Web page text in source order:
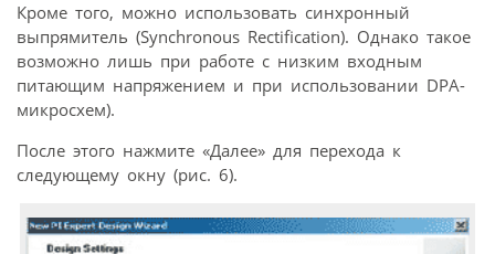
Кроме того, можно использовать синхронный
выпрямитель (Synchronous Rectification). Однако такое
возможно лишь при работе с низким входным
питающим напряжением и при использовании DPA-
микросхем).
После этого нажмите «Далее» для перехода к
следующему окну (рис. 6).